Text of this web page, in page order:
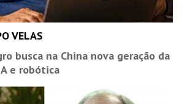
VELAS
busca na China nova geração da
e robótica